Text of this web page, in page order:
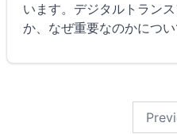
います。デジタルトラン
か、なぜ重要なのかにつ